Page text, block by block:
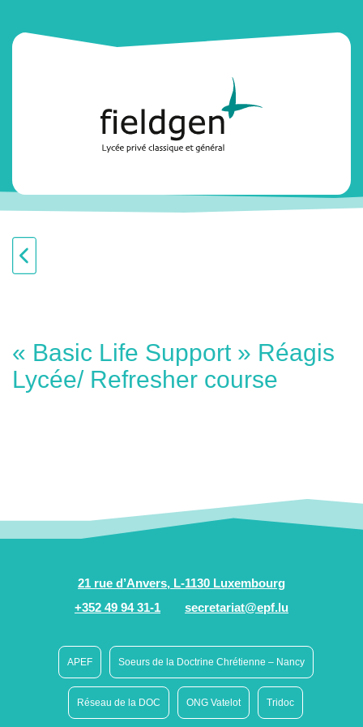
« Basic Life Support » Réagis
Lycée/ Refresher course
21 rue d’Anvers, L-1130 Luxembourg
+352 49 94 31-1
secretariat@epf.lu
APEF Soeurs de la Doctrine Chrétienne – Nancy
Réseau de la DOC ONG Vatelot Tridoc